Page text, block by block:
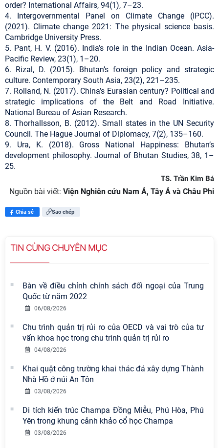
order? International Affairs, 94(1), 7–23.
4. Intergovernmental Panel on Climate Change (IPCC).
(2021). Climate change 2021: The physical science basis.
Cambridge University Press.
5. Pant, H. V. (2016). India’s role in the Indian Ocean. Asia-
Pacific Review, 23(1), 1–20.
6. Rizal, D. (2015). Bhutan’s foreign policy and strategic
culture. Contemporary South Asia, 23(2), 221–235.
7. Rolland, N. (2017). China’s Eurasian century? Political and
strategic implications of the Belt and Road Initiative.
National Bureau of Asian Research.
8. Thorhallsson, B. (2012). Small states in the UN Security
Council. The Hague Journal of Diplomacy, 7(2), 135–160.
9. Ura, K. (2018). Gross National Happiness: Bhutan’s
development philosophy. Journal of Bhutan Studies, 38, 1–
25.
TS. Trần Kim Bá
Nguồn bài viết: Viện Nghiên cứu Nam Á, Tây Á và Châu Phi
Chia sẻ Sao chép
TIN CÙNG CHUYÊN MỤC
Bàn về điều chỉnh chính sách đối ngoại của Trung
Quốc từ năm 2022
06/08/2026
Chu trình quản trị rủi ro của OECD và vai trò của tư
vấn khoa học trong chu trình quản trị rủi ro
04/08/2026
Khai quật công trường khai thác đá xây dựng Thành
Nhà Hồ ở núi An Tôn
03/08/2026
Di tích kiến trúc Champa Đồng Miễu, Phú Hòa, Phú
Yên trong khung cảnh khảo cổ học Champa
03/08/2026
Viện Hàn lâm Khoa học xã hội Việt
khích tại Cuộc thi chính luận bảo vệ
nền tảng tư tưởng của Đảng năm
2026